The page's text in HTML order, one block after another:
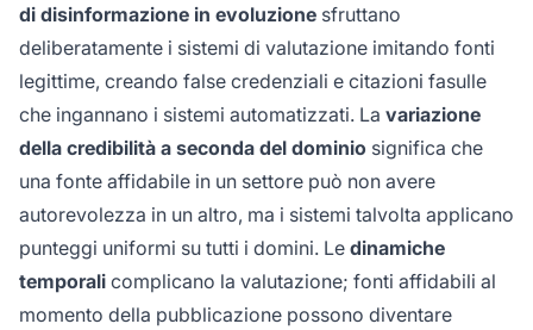
di disinformazione in evoluzione sfruttano
deliberatamente i sistemi di valutazione imitando fonti
legittime, creando false credenziali e citazioni fasulle
che ingannano i sistemi automatizzati. La variazione
della credibilità a seconda del dominio significa che
una fonte affidabile in un settore può non avere
autorevolezza in un altro, ma i sistemi talvolta applicano
punteggi uniformi su tutti i domini. Le dinamiche
temporali complicano la valutazione; fonti affidabili al
momento della pubblicazione possono diventare